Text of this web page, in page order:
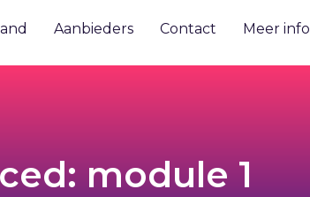
Aanbieders Contact Meer info
module 1